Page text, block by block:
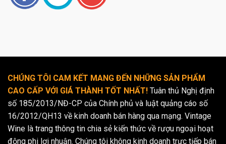
CHÚNG TÔI CAM KẾT MANG ĐẾN NHỮNG SẢN PHẨM
CAO CẤP VỚI GIÁ THÀNH TỐT NHẤT! Tuân thủ Nghị định
số 185/2013/NĐ-CP của Chính phủ và luật quảng cáo số
16/2012/QH13 về kinh doanh bán hàng qua mạng. Vintage
Wine là trang thông tin chia sẻ kiến thức về rượu ngoại hoạt
động phi lợi nhuận. Chúng tôi không kinh doanh trực tiếp bán